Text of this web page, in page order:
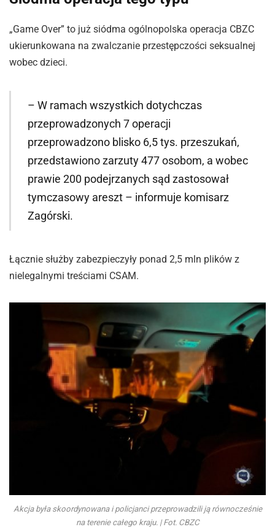
„Game Over” to już siódma ogólnopolska operacja CBZC
ukierunkowana na zwalczanie przestępczości seksualnej
wobec dzieci.
– W ramach wszystkich dotychczas
przeprowadzonych 7 operacji
przeprowadzono blisko 6,5 tys. przeszukań,
przedstawiono zarzuty 477 osobom, a wobec
prawie 200 podejrzanych sąd zastosował
tymczasowy areszt – informuje komisarz
Zagórski.
Łącznie służby zabezpieczyły ponad 2,5 mln plików z
nielegalnymi treściami CSAM.
Akcja była skoordynowana i policjanci przeprowadzili ją równocześnie
na terenie całego kraju. | Fot. CBZC